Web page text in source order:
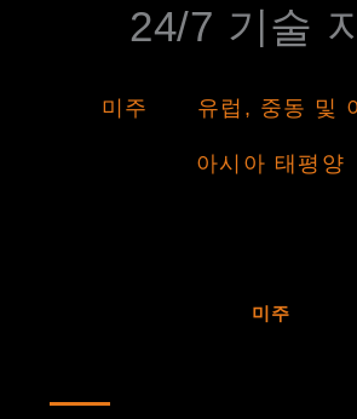
24/7 기술
미주 유럽, 중동 및
아시아 태평양
미주